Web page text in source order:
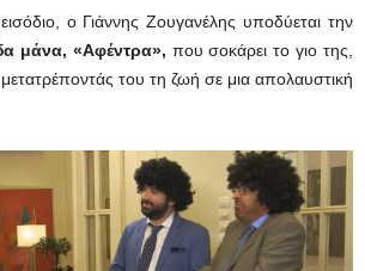
ο Γιάννης Ζουγανέλης υποδύεται την
μάνα, «Αφέντρα», που σοκάρει το γιο της,
μετατρέποντάς του τη ζωή σε μια απολαυστική